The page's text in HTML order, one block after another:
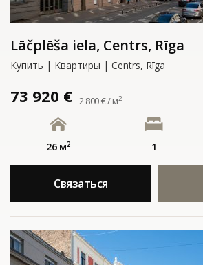
Lāčplēša iela, Centrs, Rīga
Купить | Kвартиры | Centrs, Rīga
73 920 € 2 800 € / м2
26 м2 1
Связаться